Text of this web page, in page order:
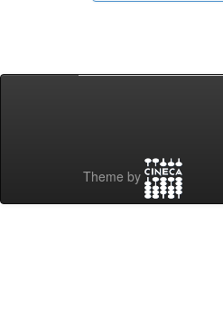
Theme by